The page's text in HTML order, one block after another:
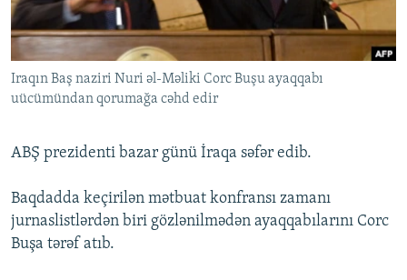
İNFOQRAFIKA
KARIKATURA
AZƏRBAYCAN ƏDƏBIYYATI KITABXANASI
İSLAM VƏ DEMOKRATIYA
İZ - MƏDƏNIYYƏT PROQRAMI
MISSIYAMIZ
PEŞƏ ETIKASI VƏ JURNALISTIKA STANDARTLARIMIZ
MATERIALLARIMIZDAN ISTIFADƏ
BIZIMLƏ ƏLAQƏ
BIZI IZLƏ
Iraqın Baş naziri Nuri əl-Məliki Corc Buşu ayaqqabı
uücümündan qorumağa cəhd edir
ABŞ prezidenti bazar günü İraqa səfər edib.
Baqdadda keçirilən mətbuat konfransı zamanı
jurnaslistlərdən biri gözlənilmədən ayaqqabılarını Corc
Buşa tərəf atıb.